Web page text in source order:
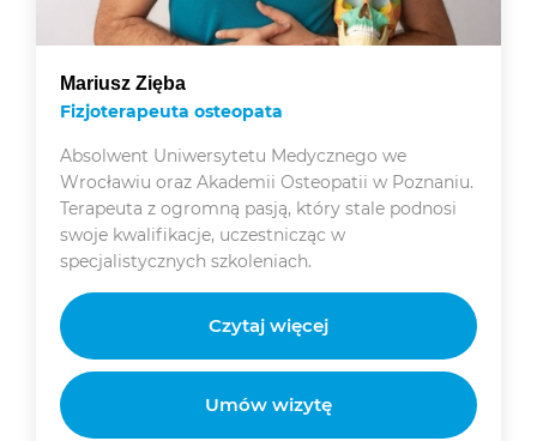
Mariusz Zięba
Fizjoterapeuta osteopata
Absolwent Uniwersytetu Medycznego we
Wrocławiu oraz Akademii Osteopatii w Poznaniu.
Terapeuta z ogromną pasją, który stale podnosi
swoje kwalifikacje, uczestnicząc w
specjalistycznych szkoleniach.
Czytaj więcej
Umów wizytę